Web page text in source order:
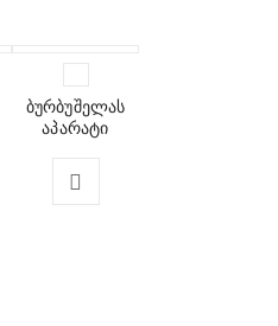
ბურბუშელას
აპარატი